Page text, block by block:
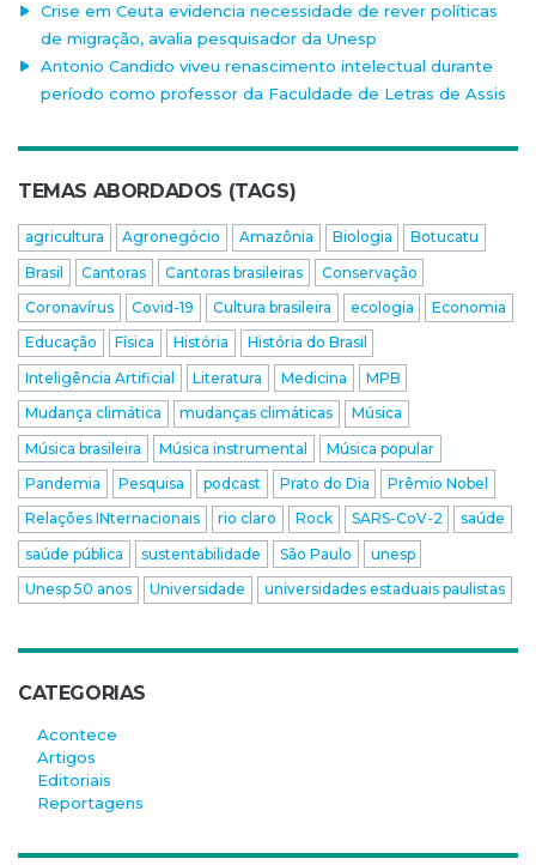
Crise em Ceuta evidencia necessidade de rever políticas
de migração, avalia pesquisador da Unesp
Antonio Candido viveu renascimento intelectual durante
período como professor da Faculdade de Letras de Assis
TEMAS ABORDADOS (TAGS)
agricultura Agronegócio Amazônia Biologia
Botucatu
Brasil
Cantoras Cantoras brasileiras
Conservação
Coronavírus
Covid-19 Cultura brasileira ecologia
Economia
Educação
Física História
História do Brasil
Inteligência Artificial
Literatura Medicina
MPB
Mudança climática
mudanças climáticas
Música
Música brasileira
Música instrumental
Música popular
Pandemia
Pesquisa podcast Prato do Dia
Prêmio Nobel
Relações INternacionais
rio claro Rock SARS-CoV-2
saúde
saúde pública
sustentabilidade São Paulo
unesp
Unesp 50 anos
Universidade universidades estaduais paulistas
CATEGORIAS
Acontece
Artigos
Editoriais
Reportagens